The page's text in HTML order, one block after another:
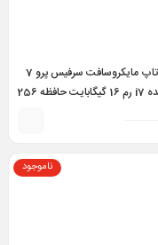
لپ تاپ مایکروسافت سرفیس پرو 7
پردازنده i7 رم 16 گیگابایت حافظه 256
ناموجود